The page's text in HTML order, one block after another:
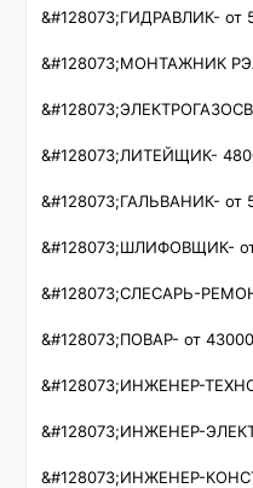
&#128073;ГИДРАВЛИК- от
&#128073;МОНТАЖНИК
&#128073;ЛИТЕЙЩИК-
&#128073;ГАЛЬВАНИК- от
&#128073;ШЛИФОВЩИК-
&#128073;СЛЕСАРЬ-
&#128073;ПОВАР- от
&#128073;ИНЖЕНЕР-
&#128073;ИНЖЕНЕР-
&#128073;ИНЖЕНЕР-